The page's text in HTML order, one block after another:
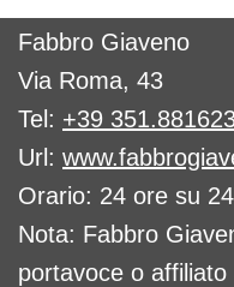
Fabbro Giaveno
Via Roma, 43
Tel: +39
Url:
Orario: 24 ore su
Nota: Fabbro
portavoce o